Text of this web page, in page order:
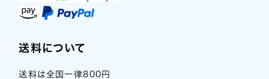
送料について
送料は全国一律800円